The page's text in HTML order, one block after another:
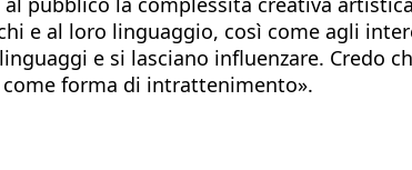
e al loro linguaggio, così come agli
e si lasciano influenzare. Credo
forma di intrattenimento».